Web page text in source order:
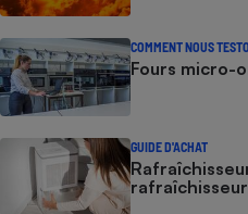
COMMENT NOUS
Fours micro-
GUIDE D'ACHAT
rafraîchisseur